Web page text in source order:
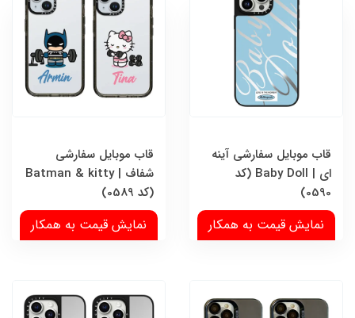
قاب موبایل سفارشی آینه
ای | Baby Doll (کد
0590)
نمایش قیمت به همکار
قاب موبایل سفارشی
شفاف | Batman & kitty
(کد 0589)
نمایش قیمت به همکار